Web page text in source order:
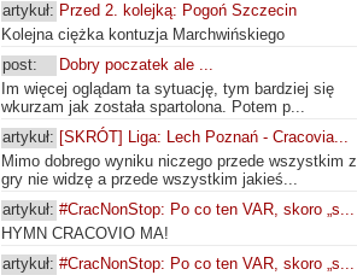
artykuł: Przed 2. kolejką: Pogoń Szczecin
Kolejna ciężka kontuzja Marchwińskiego
post:
Dobry poczatek ale ...
Im więcej oglądam ta sytuację, tym bardziej się
wkurzam jak została spartolona. Potem p...
artykuł: [SKRÓT] Liga: Lech Poznań - Cracovia...
Mimo dobrego wyniku niczego przede wszystkim z
gry nie widzę a przede wszystkim jakieś...
artykuł: #CracNonStop: Po co ten VAR, skoro „s...
HYMN CRACOVIO MA!
artykuł: #CracNonStop: Po co ten VAR, skoro „s...